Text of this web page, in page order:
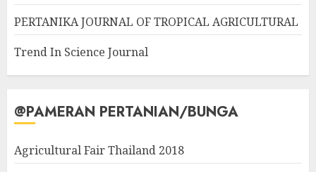
PERTANIKA JOURNAL OF TROPICAL AGRICULTURAL
Trend In Science Journal
@PAMERAN PERTANIAN/BUNGA
Agricultural Fair Thailand 2018